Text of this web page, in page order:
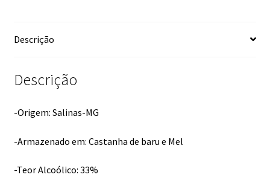
Descrição
Descrição
-Origem: Salinas-MG
-Armazenado em: Castanha de baru e Mel
-Teor Alcoólico: 33%